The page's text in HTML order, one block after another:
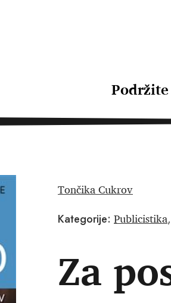
Tončika Cukrov
Kategorije: Publicistika,
Za